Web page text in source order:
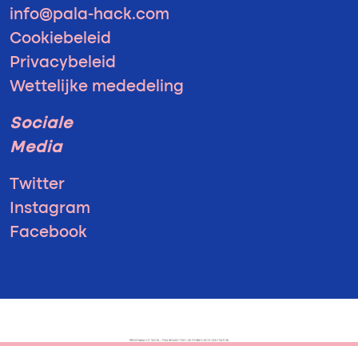
info@pala-hack.com
Cookiebeleid
Privacybeleid
Wettelijke mededeling
Sociale
Media
Twitter
Instagram
Facebook